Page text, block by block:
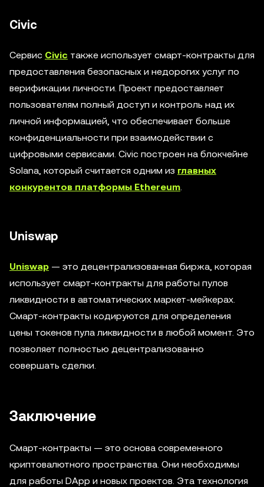
Civic
Сервис Civic также использует смарт-контракты для
предоставления безопасных и недорогих услуг по
верификации личности. Проект предоставляет
пользователям полный доступ и контроль над их
личной информацией, что обеспечивает больше
конфиденциальности при взаимодействии с
цифровыми сервисами. Civic построен на блокчейне
Solana, который считается одним из главных
конкурентов платформы Ethereum.
Uniswap
Uniswap — это децентрализованная биржа, которая
использует смарт-контракты для работы пулов
ликвидности в автоматических маркет-мейкерах.
Смарт-контракты кодируются для определения
цены токенов пула ликвидности в любой момент. Это
позволяет полностью децентрализованно
совершать сделки.
Заключение
Смарт-контракты — это основа современного
криптовалютного пространства. Они необходимы
для работы DApp и новых проектов. Эта технология